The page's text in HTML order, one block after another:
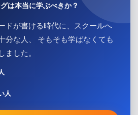
は本当に学ぶべきか？
ドが書ける時代に、スクールへ
分な人、 そもそも学ばなくても
ました。
人